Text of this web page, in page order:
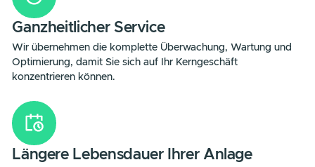
kontinuierlich, damit Ihr System stets auf höchstem
Leistungsniveau läuft
Frühzeitige Problemerkennung
Potenzielle Störungen und Ausfälle werden frühzeitig
und behoben, bevor sie zu kostspieligen Problemen